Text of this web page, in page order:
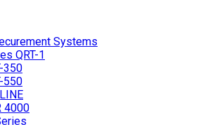
Systems
QRT-1
350
550
4000